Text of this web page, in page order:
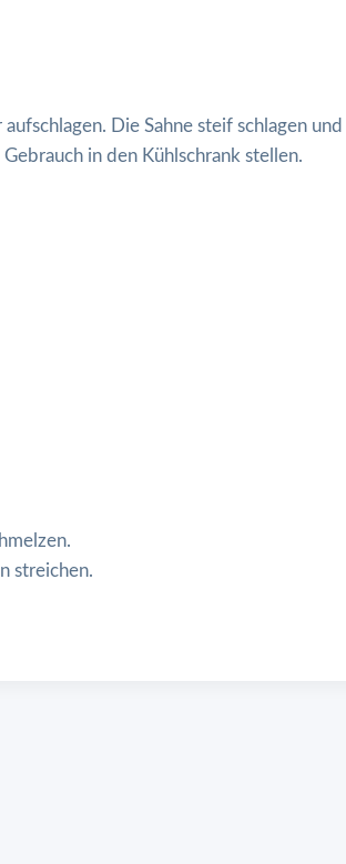
Die Sahne steif schlagen und
in den Kühlschrank stellen.
streichen.